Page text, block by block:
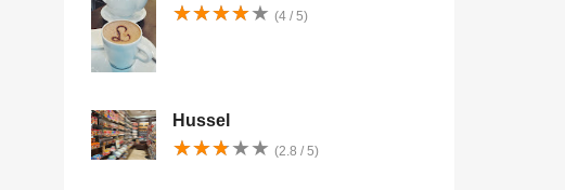
★★★★★
★★★★★ (4 / 5)
Hussel
★★★★★
★★★★★ (2.8 / 5)